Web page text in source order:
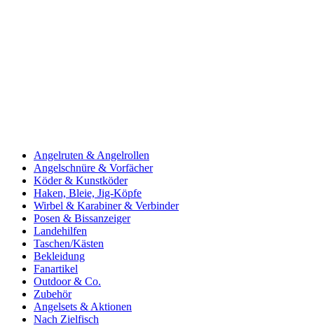
Angelruten & Angelrollen
Angelschnüre & Vorfächer
Köder & Kunstköder
Haken, Bleie, Jig-Köpfe
Wirbel & Karabiner & Verbinder
Posen & Bissanzeiger
Landehilfen
Taschen/Kästen
Bekleidung
Fanartikel
Outdoor & Co.
Zubehör
Angelsets & Aktionen
Nach Zielfisch